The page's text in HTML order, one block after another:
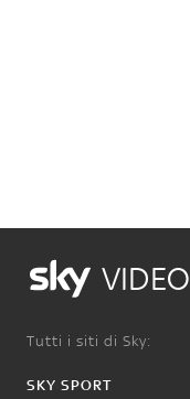
VIDEO
Tutti i siti di Sky:
SKY SPORT